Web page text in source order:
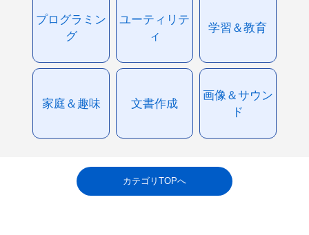
プログラミン
グ
ユーティリテ
ィ
学習＆教育
家庭＆趣味 文書作成
画像＆サウン
ド
カテゴリTOPへ